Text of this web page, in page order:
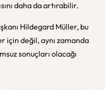
daha da artırabilir.
Hildegard Müller, bu
için değil, aynı zamanda
sonuçları olacağı